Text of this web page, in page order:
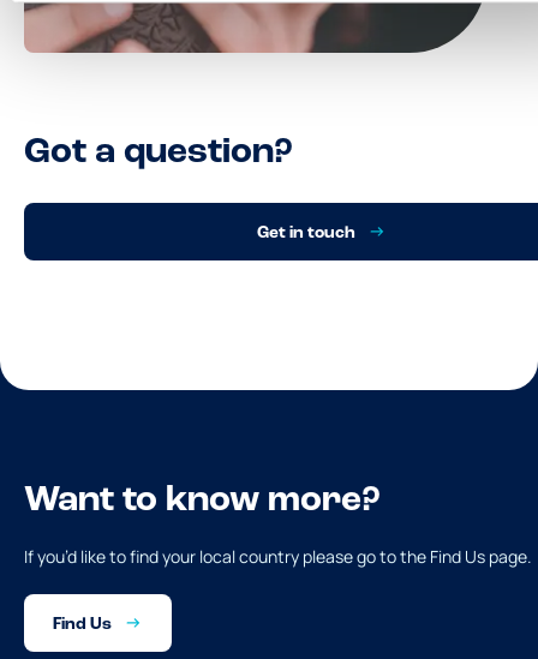
Got a question?
Get in touch
Want to know more?
If you’d like to find your local country please go to the Find Us page.
Find Us